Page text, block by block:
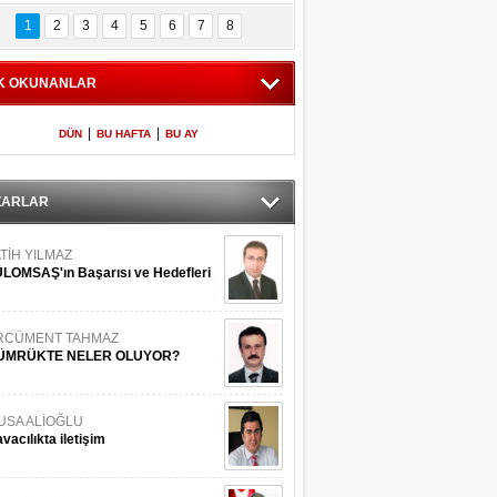
İstanbul
Adaları
600 milletvekilinin
listesi
1 2 3 4 5 6 7 8
OKUNANLAR
DÜN BU HAFTA BU AY
YILMAZ
Başarısı ve Hedefleri
TAHMAZ
NELER OLUYOR?
ALİOĞLU
iletişim